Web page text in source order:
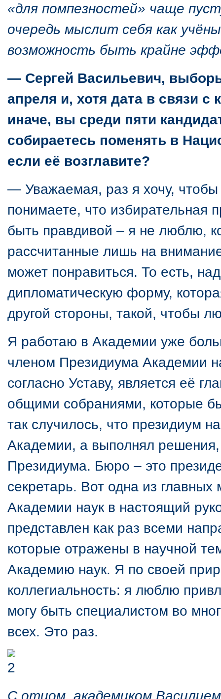
«для помпезностей» чаще
очередь мыслит себя как
возможность быть крайне
— Сергей Васильевич,
апреля и, хотя дата в связи с
иначе, вы среди пяти
собираетесь поменять в
если её возглавите?
— Уважаемая, раз я хочу,
понимаете, что избирательная
быть правдивой – я не люблю,
рассчитанные лишь на
может понравиться. То есть,
дипломатическую форму,
другой стороны, такой, чтобы
Я работаю в Академии уже
членом Президиума Академии
согласно Уставу, является её
общими собраниями, которые
так случилось, что президиум
Академии, а выполнял
Президиума. Бюро – это
секретарь. Вот одна из
Академии наук в настоящий
представлен как раз всеми
которые отражены в научной
Академию наук. Я по своей
коллегиальность: я люблю
могу быть специалистом во
всех. Это раз.
С отцом, академиком